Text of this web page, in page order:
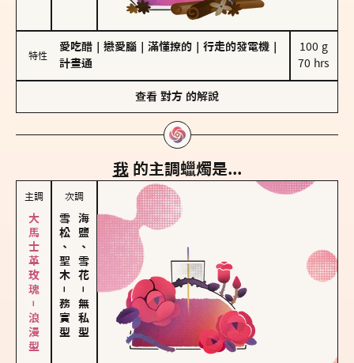
特性
愛吃醋 戀愛腦 滿懂撩的 行走的發電機
計畫通
100 g
70 hrs
查看 對方 的解說
我 的主調蠟燭是...
主調
大馬士革玫瑰－浪漫型
次調
雪松、聖木
－
務實型
海鹽、雪花
－
無私型